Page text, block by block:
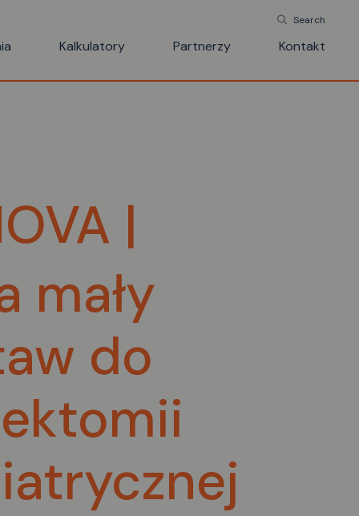
Search
Kalkulatory Partnerzy Kontakt
mały
do